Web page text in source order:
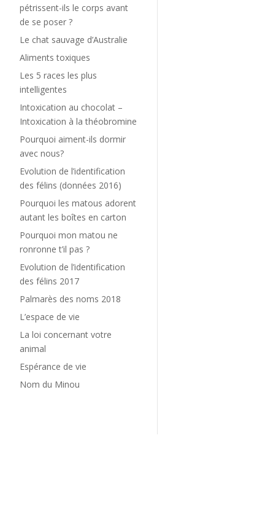
pétrissent-ils le corps avant
de se poser ?
Le chat sauvage d’Australie
Aliments toxiques
Les 5 races les plus
intelligentes
Intoxication au chocolat –
Intoxication à la théobromine
Pourquoi aiment-ils dormir
avec nous?
Evolution de l’identification
des félins (données 2016)
Pourquoi les matous adorent
autant les boîtes en carton
Pourquoi mon matou ne
ronronne t’il pas ?
Evolution de l’identification
des félins 2017
Palmarès des noms 2018
L’espace de vie
La loi concernant votre
animal
Espérance de vie
Nom du Minou